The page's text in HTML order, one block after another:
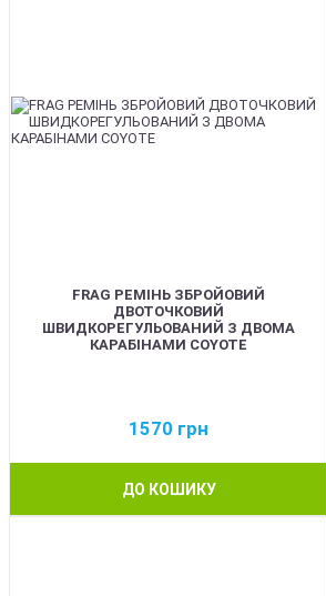
FRAG РЕМІНЬ ЗБРОЙОВИЙ
ДВОТОЧКОВИЙ
ШВИДКОРЕГУЛЬОВАНИЙ З ДВОМА
КАРАБІНАМИ COYOTE
1570 грн
ДО КОШИКУ